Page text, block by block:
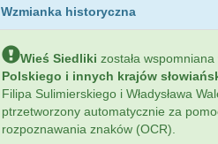
Wzmianka historyczna
Wieś Siedliki została wspomniana
Polskiego i innych krajów
Filipa Sulimierskiego i Władysława
ptrzetworzony automatycznie za
rozpoznawania znaków (OCR).